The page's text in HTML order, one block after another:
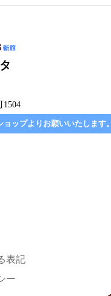
1504
ップよりお願いいたします。
表記
ー